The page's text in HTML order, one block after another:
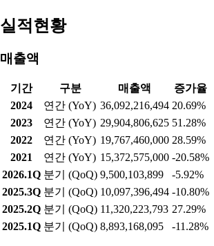
실적현황
매출액
기간 구분 매출액
증가율
2024
연간 (YoY) 36,092,216,494 20.69%
2023
연간 (YoY) 29,904,806,625 51.28%
2022
연간 (YoY) 19,767,460,000 28.59%
2021
연간 (YoY) 15,372,575,000 -20.58%
2026.1Q 분기 (QoQ) 9,500,103,899
-5.92%
2025.3Q 분기 (QoQ) 10,097,396,494 -10.80%
2025.2Q 분기 (QoQ) 11,320,223,793 27.29%
2025.1Q 분기 (QoQ) 8,893,168,095 -11.28%